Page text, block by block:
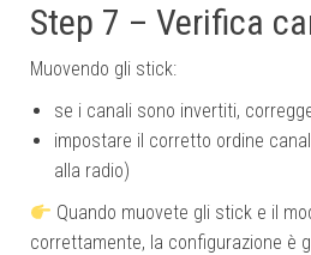
Step 7 – Verifica
Muovendo gli stick:
se i canali sono invertiti,
impostare il corretto ordine
alla radio)
Quando muovete gli stick e il
correttamente, la configurazione è